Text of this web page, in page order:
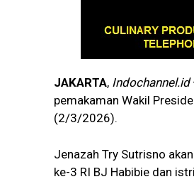
JAKARTA, Indochannel.id
pemakaman Wakil
(2/3/2026).
Jenazah Try Sutrisno
ke-3 RI BJ Habibie dan